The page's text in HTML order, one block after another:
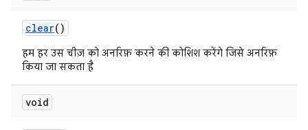
clear()
हम हर उस चीज़ को अनरिफ़ करने की कोशिश करेंगे जिसे अनरिफ़
किया जा सकता है
void